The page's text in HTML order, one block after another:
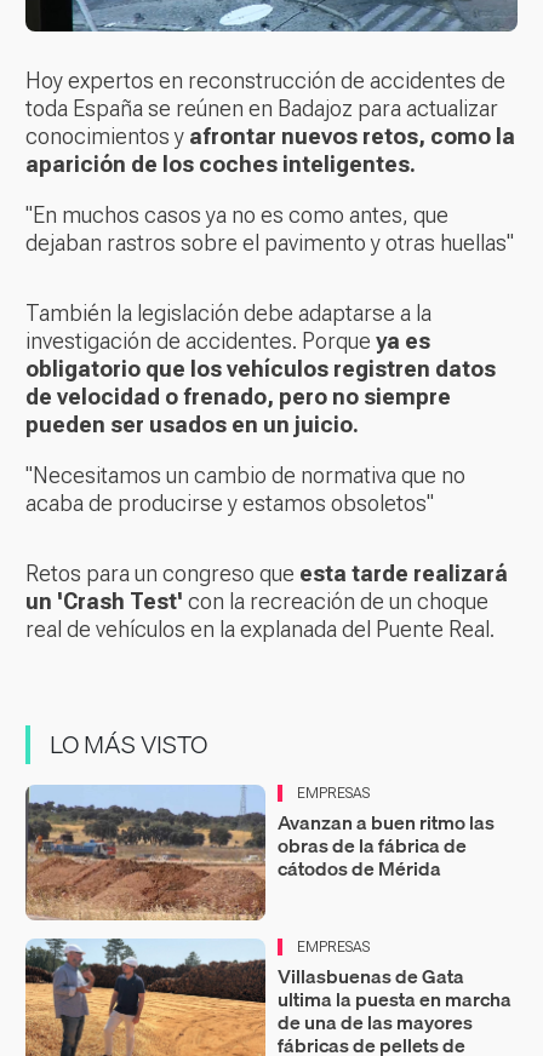
Hoy expertos en reconstrucción de accidentes de
toda España se reúnen en Badajoz para actualizar
conocimientos y afrontar nuevos retos, como la
aparición de los coches inteligentes.
"En muchos casos ya no es como antes, que
dejaban rastros sobre el pavimento y otras huellas"
También la legislación debe adaptarse a la
investigación de accidentes. Porque ya es
obligatorio que los vehículos registren datos
de velocidad o frenado, pero no siempre
pueden ser usados en un juicio.
"Necesitamos un cambio de normativa que no
acaba de producirse y estamos obsoletos"
Retos para un congreso que esta tarde realizará
un 'Crash Test' con la recreación de un choque
real de vehículos en la explanada del Puente Real.
LO MÁS VISTO
EMPRESAS
Avanzan a buen ritmo las
obras de la fábrica de
cátodos de Mérida
EMPRESAS
Villasbuenas de Gata
ultima la puesta en marcha
de una de las mayores
fábricas de pellets de